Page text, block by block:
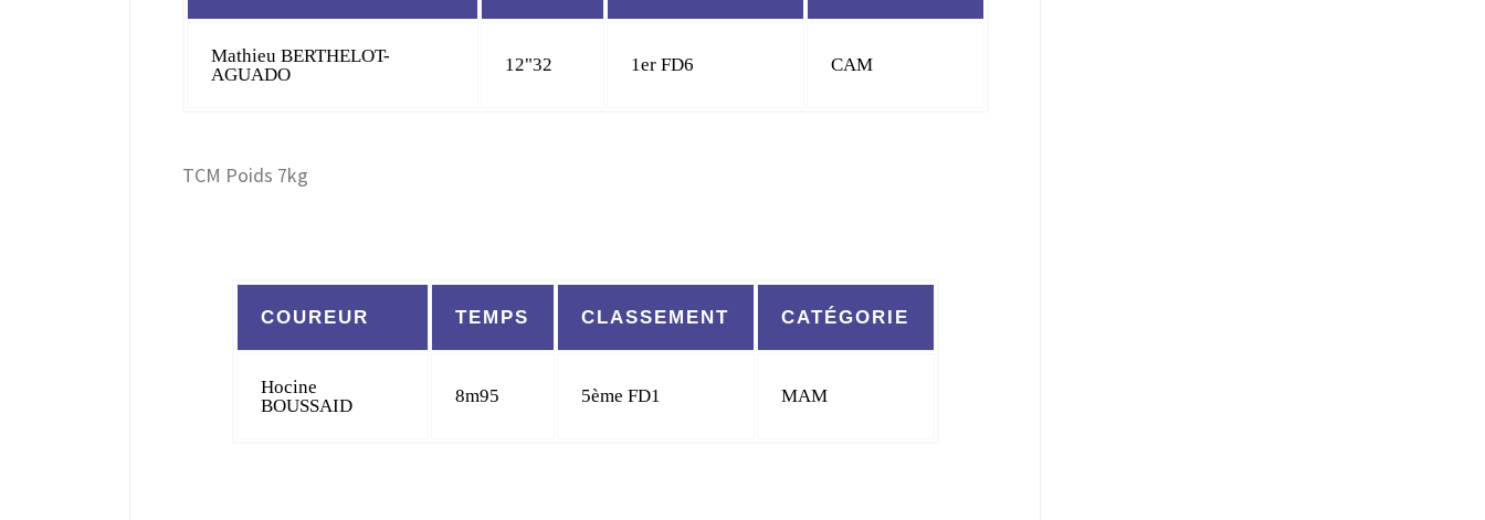
Mathieu BERTHELOT-
AGUADO
12"32 1er FD6 CAM
TCM Poids 7kg
COUREUR TEMPS CLASSEMENT CATÉGORIE
Hocine
BOUSSAID
8m95 5ème FD1 MAM